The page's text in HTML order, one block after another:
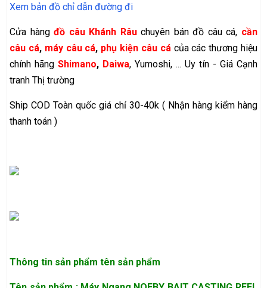
Xem bản đồ chỉ dẫn đường đi
Cửa hàngđồ câu Khánh Râuchuyên bán đồ câu cá, cần
câu cá,máy câu cá, phụ kiện câu cá của các thương hiệu
chính hãng Shimano, Daiwa, Yumoshi, ... Uy tín - Giá Cạnh
tranh Thị trường
Ship COD Toàn quốc giá chỉ 30-40k ( Nhận hàng kiểm hàng
thanh toán )
Thông tin sản phẩm tên sản phẩm